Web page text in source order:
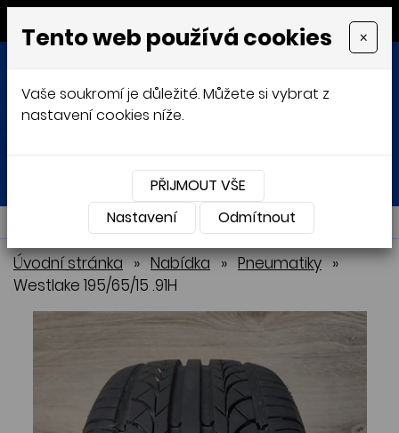
MENU
Přihlásit Košík
NABÍDKA
Úvodní stránka » Nabídka » Pneumatiky »
Westlake 195/65/15 .91H
Tento web používá cookies ×
Vaše soukromí je důležité. Můžete si vybrat z
nastavení cookies níže.
PŘIJMOUT VŠE
Nastavení
Odmítnout